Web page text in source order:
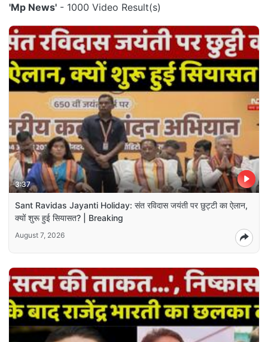
'Mp News' - 1000 Video Result(s)
3:37
Sant Ravidas Jayanti Holiday: संत रविदास जयंती पर छुट्टी का ऐलान,
क्यों शुरू हुई सियासत? | Breaking
August 7, 2026